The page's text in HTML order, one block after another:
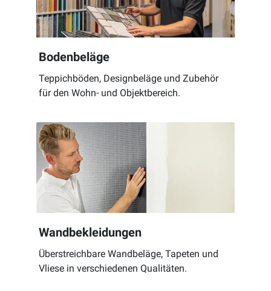
Bodenbeläge
Teppichböden, Designbeläge und Zubehör
für den Wohn- und Objektbereich.
Wandbekleidungen
Überstreichbare Wandbeläge, Tapeten und
Vliese in verschiedenen Qualitäten.